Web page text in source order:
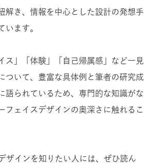
解き、情報を中心とした設計の発想手
います。
ス」「体験」「自己帰属感」など一見
ついて、豊富な具体例と筆者の研究成
語られているため、専門的な知識がな
フェイスデザインの奥深さに触れるこ
ザインを知りたい人には、ぜひ読ん